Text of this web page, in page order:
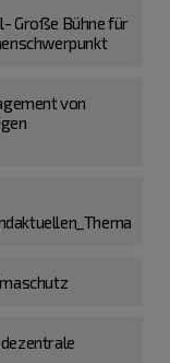
Große Bühne für
von